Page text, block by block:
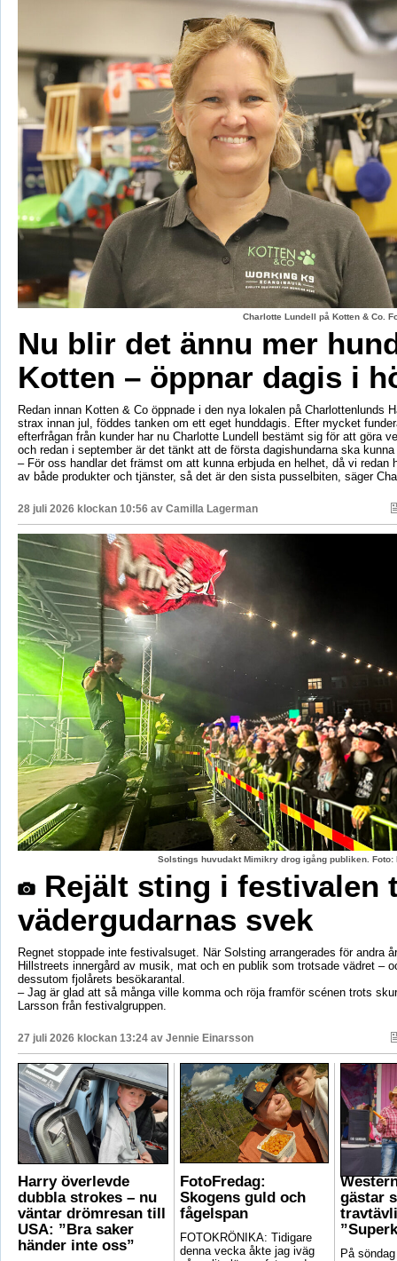
Charlotte Lundell på Kotten & Co.
Nu blir det ännu mer
Kotten – öppnar dagis i
Redan innan Kotten & Co öppnade i den nya lokalen på Charlottenlunds
strax innan jul, föddes tanken om ett eget hunddagis. Efter mycket
efterfrågan från kunder har nu Charlotte Lundell bestämt sig för att göra
och redan i september är det tänkt att de första dagishundarna ska
– För oss handlar det främst om att kunna erbjuda en helhet, då vi redan
av både produkter och tjänster, så det är den sista pusselbiten, säger
28 juli 2026 klockan 10:56 av Camilla Lagerman
Solstings huvudakt Mimikry drog igång publiken.
Rejält sting i festivalen
vädergudarnas svek
Regnet stoppade inte festivalsuget. När Solsting arrangerades för andra
Hillstreets innergård av musik, mat och en publik som trotsade vädret –
dessutom fjolårets besökarantal.
– Jag är glad att så många ville komma och röja framför scénen trots
Larsson från festivalgruppen.
27 juli 2026 klockan 13:24 av Jennie Einarsson
Harry överlevde
dubbla strokes – nu
väntar drömresan till
USA: ”Bra saker
händer inte oss”
FotoFredag:
Skogens guld och
fågelspan
FOTOKRÖNIKA: Tidigare
denna vecka åkte jag iväg
gästar
På